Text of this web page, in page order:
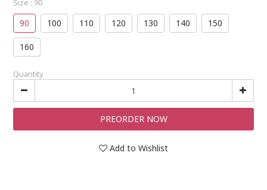
Size : 90
90 100 110 120 130 140 150
160
Quantity
PREORDER NOW
Add to Wishlist